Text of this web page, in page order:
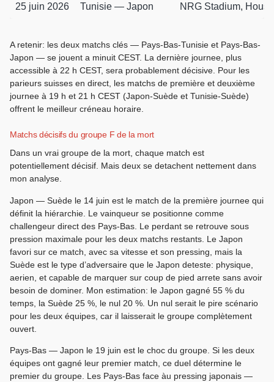
25 juin 2026 Tunisie — Japon NRG Stadium,
A retenir: les deux matchs clés — Pays-Bas-Tunisie et Pays-Bas-
Japon — se jouent a minuit CEST. La dernière journee, plus
accessible à 22 h CEST, sera probablement décisive. Pour les
parieurs suisses en direct, les matchs de première et deuxième
journee à 19 h et 21 h CEST (Japon-Suède et Tunisie-Suède)
offrent le meilleur créneau horaire.
Matchs décisifs du groupe F de la mort
Dans un vrai groupe de la mort, chaque match est
potentiellement décisif. Mais deux se detachent nettement dans
mon analyse.
Japon — Suède le 14 juin est le match de la première journee qui
définit la hiérarchie. Le vainqueur se positionne comme
challengeur direct des Pays-Bas. Le perdant se retrouve sous
pression maximale pour les deux matchs restants. Le Japon
favori sur ce match, avec sa vitesse et son pressing, mais la
Suède est le type d’adversaire que le Japon deteste: physique,
aerien, et capable de marquer sur coup de pied arrete sans avoir
besoin de dominer. Mon estimation: le Japon gagné 55 % du
temps, la Suède 25 %, le nul 20 %. Un nul serait le pire scénario
pour les deux équipes, car il laisserait le groupe complètement
ouvert.
Pays-Bas — Japon le 19 juin est le choc du groupe. Si les deux
équipes ont gagné leur premier match, ce duel détermine le
premier du groupe. Les Pays-Bas face àu pressing japonais —